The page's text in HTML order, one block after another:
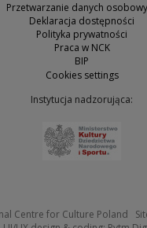
Przetwarzanie danych
Deklaracja dostępności
Polityka prywatności
Praca w NCK
BIP
Cookies settings
Instytucja nadzorująca:
Centre for Culture Poland